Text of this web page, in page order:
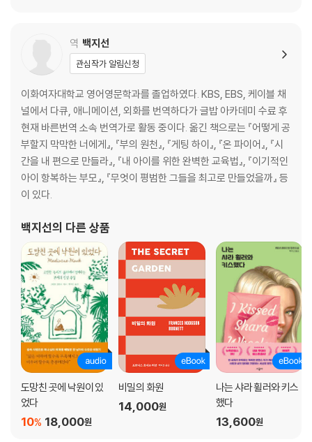
역 백지선
관심작가 알림신청
이화여자대학교 영어영문학과를 졸업하였다. KBS, EBS, 케이블 채
널에서 다큐, 애니메이션, 외화를 번역하다가 글밥 아카데미 수료 후
현재 바른번역 소속 번역가로 활동 중이다. 옮긴 책으로는 『어떻게 공
부할지 막막한 너에게』, 『부의 원천』, 『게팅 하이』, 『온 파이어』, 『시
간을 내 편으로 만들라』, 『내 아이를 위한 완벽한 교육법』, 『이기적인
아이 항복하는 부모』, 『무엇이 평범한 그들을 최고로 만들었을까』 등
이 있다.
백지선의 다른 상품
도망친 곳에 낙원이 있
었다
18,000원
10%
비밀의 화원
14,000원
나는 샤라 휠러와 키스
했다
13,600원